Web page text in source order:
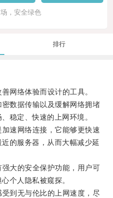
，安全绿色
排行
络体验而设计的工具。
数据传输以及缓解网络拥堵
稳定、快速的上网环境。
速网络连接，它能够更快速
的服务器，从而大幅减少延
大的安全保护功能，用户可
个人隐私被窥探。
到无与伦比的上网速度，尽